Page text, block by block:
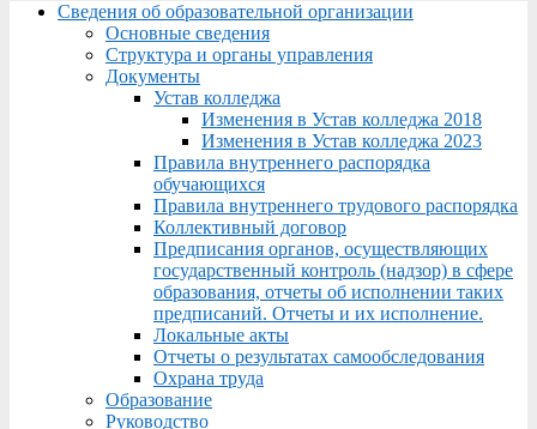
Menu
Сведения об образовательной организации
Основные сведения
Структура и органы управления
Документы
Устав колледжа
Изменения в Устав колледжа 2018
Изменения в Устав колледжа 2023
Правила внутреннего распорядка
обучающихся
Правила внутреннего трудового распорядка
Коллективный договор
Предписания органов, осуществляющих
государственный контроль (надзор) в сфере
образования, отчеты об исполнении таких
предписаний. Отчеты и их исполнение.
Локальные акты
Отчеты о результатах самообследования
Охрана труда
Образование
Руководство